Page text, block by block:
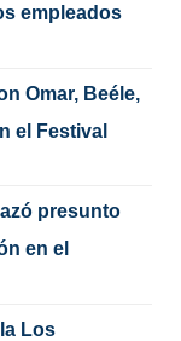
empleados
Omar, Beéle,
el Festival
presunto
en el
Los